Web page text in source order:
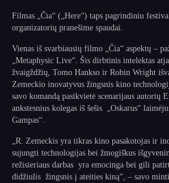
Filmas „Čia“ („Here“) taps pagrindiniu
organizatorių pranešime spaudai.
Vienas iš svarbiausių filmo „Čia“ aspektų –
„Metaphysic Live“. Šis dirbtinis intelektas
žvaigždžių, Tomo Hankso ir Robin Wright
Zemeckio inovatyvus žingsnis kino
savo komandą pasikvietė scenarijaus autorių
ankstesnius kolegas iš šešis „Oskarus“
Gampas“.
„R. Zemeckis yra tikras kino pasakotojas ir
sujungti technologijas bei žmogiškus
režisieriaus darbas yra emocinga bei gili
didžiulis žingsnis į ateities kiną“, – savo